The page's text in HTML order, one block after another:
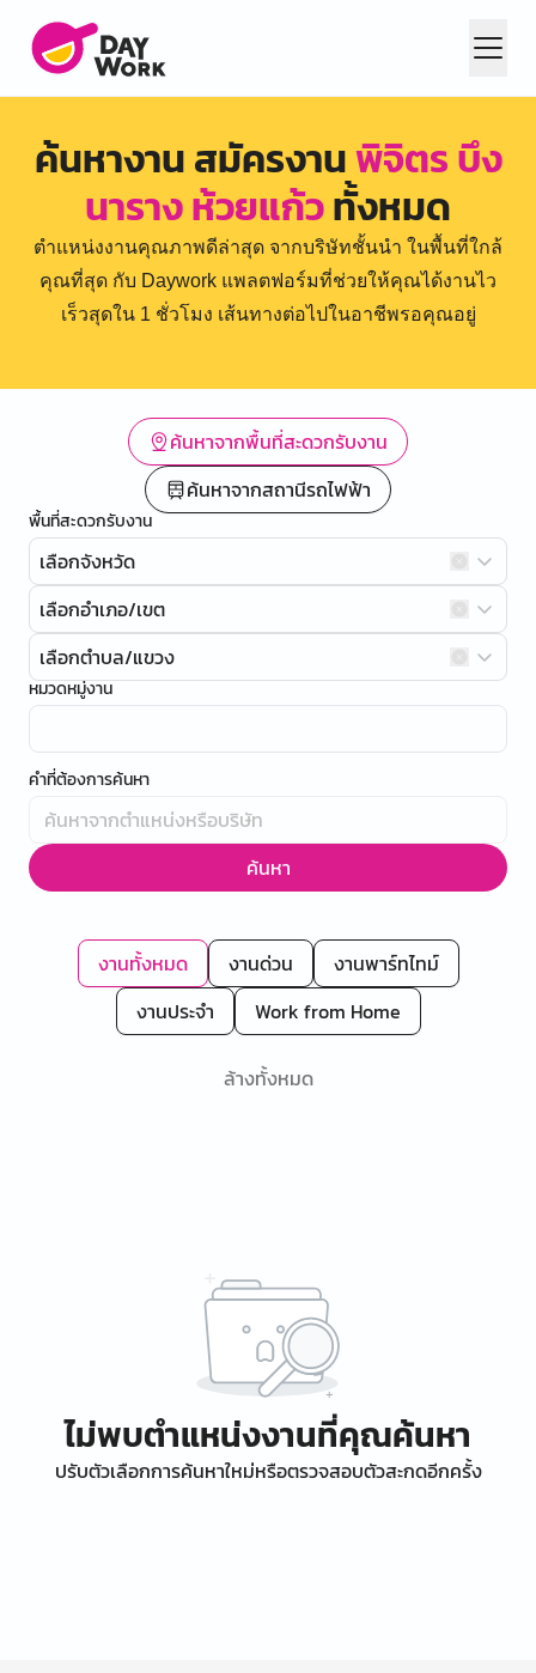
ค้นหางาน สมัครงานพิจิตร บึง
นาราง ห้วยแก้วทั้งหมด
ตำแหน่งงานคุณภาพดีล่าสุด จากบริษัทชั้นนำ ในพื้นที่ใกล้
คุณที่สุด กับ Daywork แพลตฟอร์มที่ช่วยให้คุณได้งานไว
เร็วสุดใน 1 ชั่วโมง เส้นทางต่อไปในอาชีพรอคุณอยู่
ค้นหาจากพื้นที่สะดวกรับงาน
ค้นหาจากสถานีรถไฟฟ้า
พื้นที่สะดวกรับงาน
เลือกจังหวัด
เลือกอำเภอ/เขต
เลือกตำบล/แขวง
หมวดหมู่งาน
คำที่ต้องการค้นหา
ค้นหา
งานทั้งหมด งานด่วน
งานพาร์ทไทม์
งานประจำ
Work from Home
ล้างทั้งหมด
ไม่พบตำแหน่งงานที่คุณค้นหา
ปรับตัวเลือกการค้นหาใหม่หรือตรวจสอบตัวสะกดอีกครั้ง